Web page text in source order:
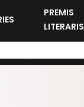
PREMIS
LITERARIS